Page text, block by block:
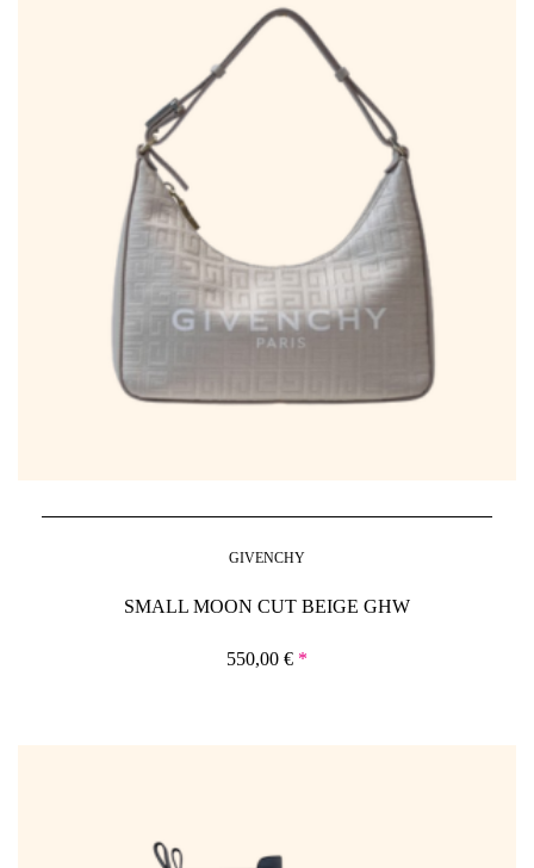
GIVENCHY
SMALL MOON CUT BEIGE GHW
550,00 € *